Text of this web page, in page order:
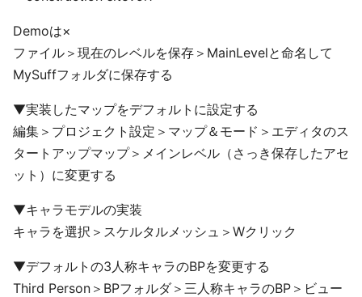
Demoは×
ファイル＞現在のレベルを保存＞MainLevelと命名して
MySuffフォルダに保存する
▼実装したマップをデフォルトに設定する
編集＞プロジェクト設定＞マップ＆モード＞エディタのス
タートアップマップ＞メインレベル（さっき保存したアセ
ット）に変更する
▼キャラモデルの実装
キャラを選択＞スケルタルメッシュ＞Wクリック
▼デフォルトの3人称キャラのBPを変更する
Third Person＞BPフォルダ＞三人称キャラのBP＞ビュー